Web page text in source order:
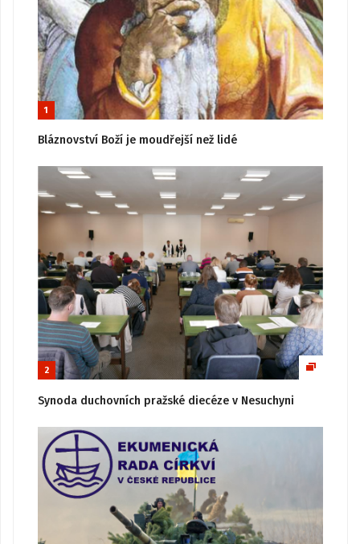
1
Bláznovství Boží je moudřejší než lidé
2
Synoda duchovních pražské diecéze v Nesuchyni